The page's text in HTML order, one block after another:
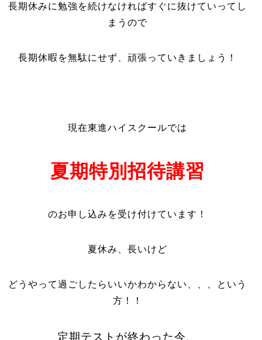
長期休みに勉強を続けなければすぐに抜けていってし
まうので
長期休暇を無駄にせず、頑張っていきましょう！
現在東進ハイスクールでは
夏期特別招待講習
のお申し込みを受け付けています！
夏休み、長いけど
どうやって過ごしたらいいかわからない、、、という
方！！
定期テストが終わった今、